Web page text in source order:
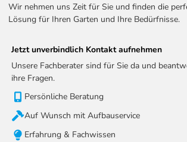
Wir nehmen uns Zeit für Sie und finden die
Lösung für Ihren Garten und Ihre Bedürfnisse.
Jetzt unverbindlich Kontakt aufnehmen
Unsere Fachberater sind für Sie da und
ihre Fragen.
Persönliche Beratung
Auf Wunsch mit Aufbauservice
Erfahrung & Fachwissen